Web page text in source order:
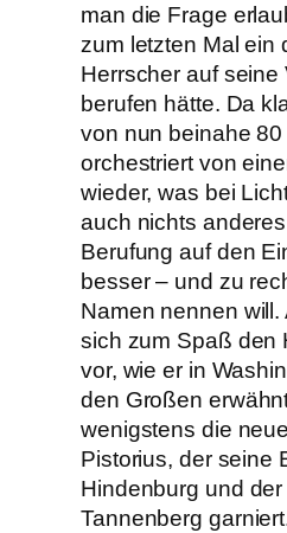
man die Frage
zum letzten Mal ein
Herrscher auf seine
berufen hätte. Da
von nun beinahe 80
orchestriert von
wieder, was bei
auch nichts
Berufung auf den
besser – und zu
Namen nennen will.
sich zum Spaß den
vor, wie er in
den Großen
wenigstens die
Pistorius, der seine
Hindenburg und
Tannenberg